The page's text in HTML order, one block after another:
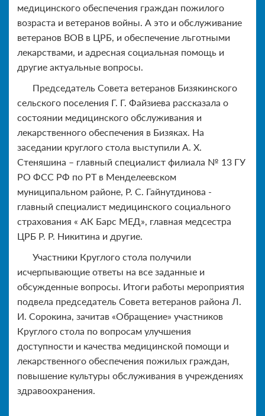
медицинского обеспечения граждан пожилого
возраста и ветеранов войны. А это и обслуживание
ветеранов ВОВ в ЦРБ, и обеспечение льготными
лекарствами, и адресная социальная помощь и
другие актуальные вопросы.
Председатель Совета ветеранов Бизякинского
сельского поселения Г. Г. Файзиева рассказала о
состоянии медицинского обслуживания и
лекарственного обеспечения в Бизяках. На
заседании круглого стола выступили А. Х.
Стеняшина – главный специалист филиала № 13 ГУ
РО ФСС РФ по РТ в Менделеевском
муниципальном районе, Р. С. Гайнутдинова -
главный специалист медицинского социального
страхования « АК Барс МЕД», главная медсестра
ЦРБ Р. Р. Никитина и другие.
Участники Круглого стола получили
исчерпывающие ответы на все заданные и
обсужденные вопросы. Итоги работы мероприятия
подвела председатель Совета ветеранов района Л.
И. Сорокина, зачитав «Обращение» участников
Круглого стола по вопросам улучшения
доступности и качества медицинской помощи и
лекарственного обеспечения пожилых граждан,
повышение культуры обслуживания в учреждениях
здравоохранения.